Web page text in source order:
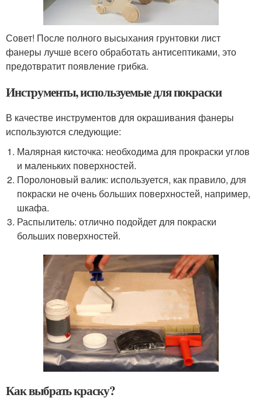
Совет! После полного высыхания грунтовки лист
фанеры лучше всего обработать антисептиками, это
предотвратит появление грибка.
Инструменты, используемые для покраски
В качестве инструментов для окрашивания фанеры
используются следующие:
Малярная кисточка: необходима для прокраски углов
и маленьких поверхностей.
Поролоновый валик: используется, как правило, для
покраски не очень больших поверхностей, например,
шкафа.
Распылитель: отлично подойдет для покраски
больших поверхностей.
Как выбрать краску?